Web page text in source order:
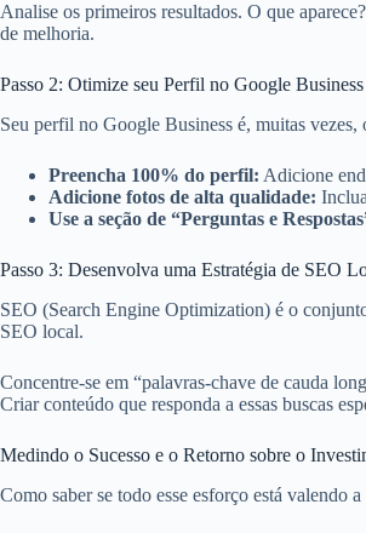
Analise os primeiros resultados. O que
de melhoria.
Passo 2: Otimize seu Perfil no Google
Seu perfil no Google Business é, muitas
Preencha 100% do perfil: Adicione
Adicione fotos de alta qualidade:
Use a seção de “Perguntas e
Passo 3: Desenvolva uma Estratégia de SEO
SEO (Search Engine Optimization) é o
SEO local.
Concentre-se em “palavras-chave de cauda
Criar conteúdo que responda a essas buscas
Medindo o Sucesso e o Retorno sobre o
Como saber se todo esse esforço está valendo